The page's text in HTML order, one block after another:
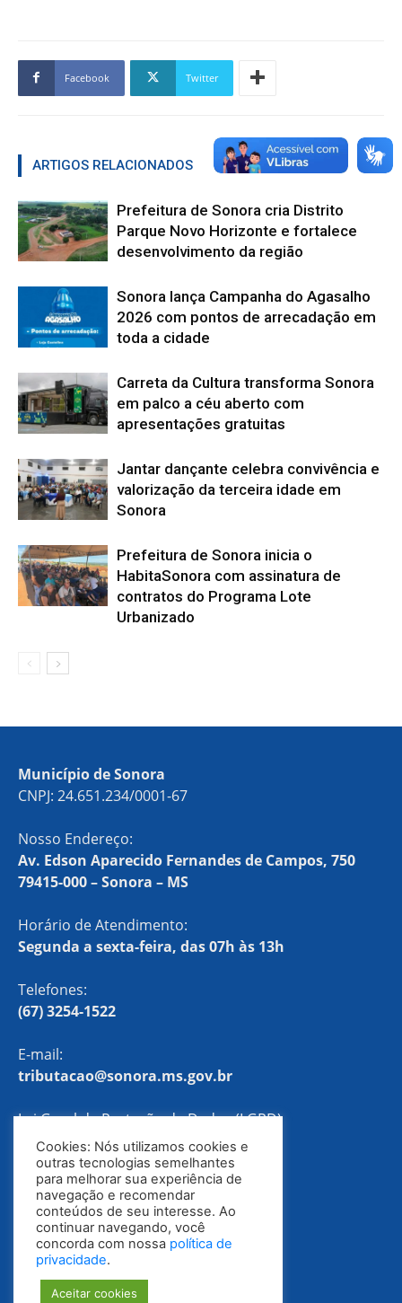
Facebook Twitter
ARTIGOS RELACIONADOS Mais do autor
Prefeitura de Sonora cria Distrito
Parque Novo Horizonte e fortalece
desenvolvimento da região
Sonora lança Campanha do Agasalho
2026 com pontos de arrecadação em
toda a cidade
Carreta da Cultura transforma Sonora
em palco a céu aberto com
apresentações gratuitas
Jantar dançante celebra convivência e
valorização da terceira idade em
Sonora
Prefeitura de Sonora inicia o
HabitaSonora com assinatura de
contratos do Programa Lote
Urbanizado
Município de Sonora
CNPJ: 24.651.234/0001-67
Nosso Endereço:
Av. Edson Aparecido Fernandes de Campos, 750
79415-000 – Sonora – MS
Horário de Atendimento:
Segunda a sexta-feira, das 07h às 13h
Telefones:
(67) 3254-1522
E-mail:
tributacao@sonora.ms.gov.br
Lei Geral de Proteção de Dados (LGPD)
Política de Privacidade
Cookies: Nós utilizamos cookies e
outras tecnologias semelhantes
para melhorar sua experiência de
navegação e recomendar
conteúdos de seu interesse. Ao
continuar navegando, você
concorda com nossa política de
privacidade.
Aceitar cookies